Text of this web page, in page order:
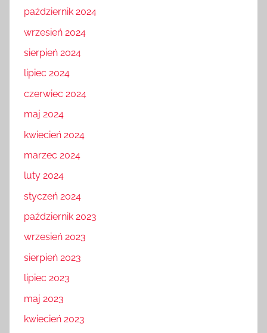
październik 2024
wrzesień 2024
sierpień 2024
lipiec 2024
czerwiec 2024
maj 2024
kwiecień 2024
marzec 2024
luty 2024
styczeń 2024
październik 2023
wrzesień 2023
sierpień 2023
lipiec 2023
maj 2023
kwiecień 2023